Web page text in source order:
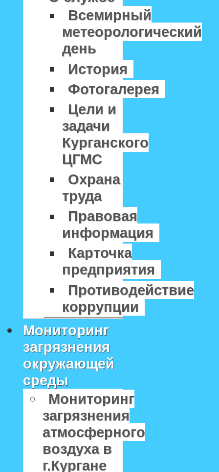
Всемирный
метеорологический
день
История
Фотогалерея
Цели и
задачи
Курганского
ЦГМС
Охрана
труда
Правовая
информация
Карточка
предприятия
Противодействие
коррупции
Мониторинг
загрязнения
окружающей
среды
Мониторинг
загрязнения
атмосферного
воздуха в
г.Кургане